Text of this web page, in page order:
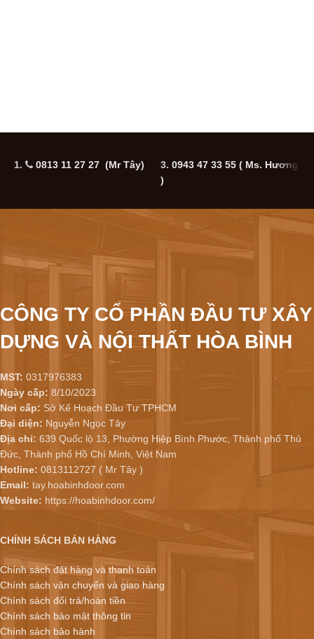
1. 0813 11 27 27 (Mr Tây) 3. 0943 47 33 55 ( Ms. Hương
)
CÔNG TY CỔ PHẦN ĐẦU TƯ XÂY
DỰNG VÀ NỘI THẤT HÒA BÌNH
MST: 0317976383
Ngày cấp: 8/10/2023
Nơi cấp: Sở Kế Hoạch Đầu Tư TPHCM
Đại diện: Nguyễn Ngọc Tây
Địa chỉ: 639 Quốc lộ 13, Phường Hiệp Bình Phước, Thành phố Thủ
Đức, Thành phố Hồ Chí Minh, Việt Nam
Hotline: 0813112727 ( Mr Tây )
Email: tay.hoabinhdoor.com
Website: https://hoabinhdoor.com/
CHÍNH SÁCH BÁN HÀNG
Chính sách đặt hàng và thanh toán
Chính sách vận chuyển và giao hàng
Chính sách đổi trả/hoàn tiền
Chính sách bảo mật thông tin
Chính sách bảo hành